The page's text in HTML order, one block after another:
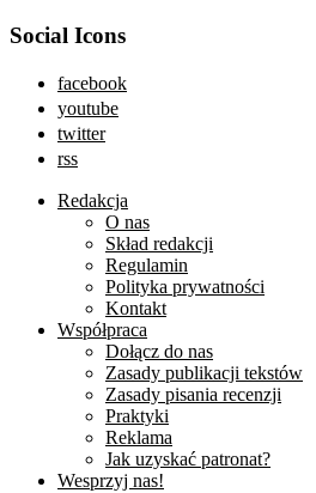
Social Icons
facebook
youtube
twitter
rss
Redakcja
O nas
Skład redakcji
Regulamin
Polityka prywatności
Kontakt
Współpraca
Dołącz do nas
Zasady publikacji tekstów
Zasady pisania recenzji
Praktyki
Reklama
Jak uzyskać patronat?
Wesprzyj nas!